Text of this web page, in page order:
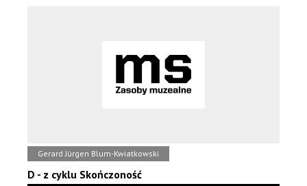
Gerard Jürgen Blum-Kwiatkowski
D - z cyklu Skończoność